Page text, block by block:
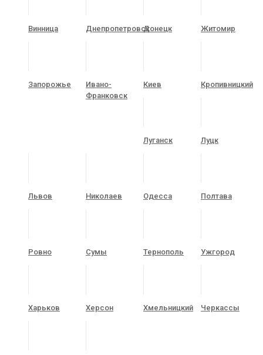
Винница ДнепропетровскДонецк Житомир
Запорожье
Ивано-
Франковск
Киев Кропивницкий
Луганск Луцк
Львов Николаев Одесса Полтава
Ровно Сумы Тернополь Ужгород
Харьков Херсон Хмельницкий Черкассы